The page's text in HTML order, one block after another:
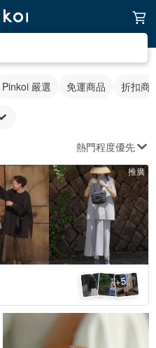
Pinkoi 嚴選 免運商品 折扣商
熱門程度優先
推廣
+5